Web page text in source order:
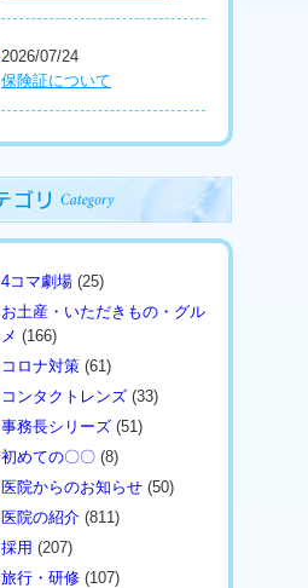
2026/07/24
保険証について
4コマ劇場 (25)
お土産・いただきもの・グル
メ (166)
コロナ対策 (61)
コンタクトレンズ (33)
事務長シリーズ (51)
初めての〇〇 (8)
医院からのお知らせ (50)
医院の紹介 (811)
採用 (207)
旅行・研修 (107)